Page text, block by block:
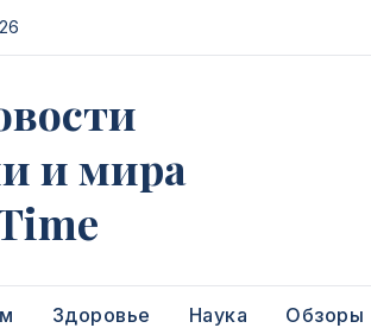
и мира
Здоровье Наука Обзоры